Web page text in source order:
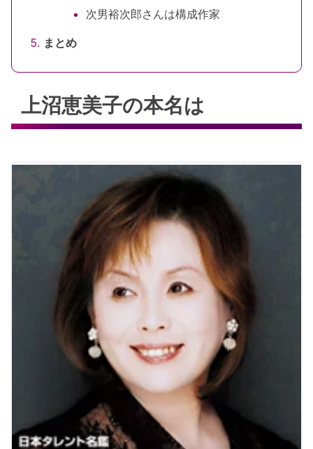
次男裕次郎さんは構成作家
まとめ
上沼恵美子の本名は